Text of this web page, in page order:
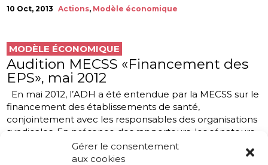
Gérer le consentement
aux cookies
10 Oct, 2013 Actions, Modèle économique
MODÈLE ÉCONOMIQUE
Audition MECSS «Financement des
EPS», mai 2012
En mai 2012, l’ADH a été entendue par la MECSS sur le
financement des établissements de santé,
conjointement avec les responsables des organisations
syndicales. En présence des rapporteurs, les sénateurs
Alain Milon et Jacky Le Menn, et du président de la
mission, Yves Daudigny, Frédéric Boiron a exposé les